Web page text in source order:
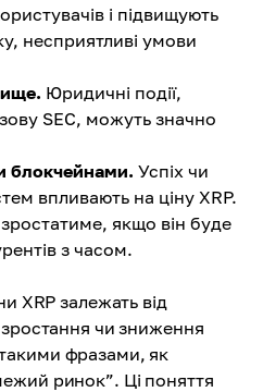
і підвищують
несприятливі умови
Юридичні події,
SEC, можуть значно
блокчейнами. Успіх чи
впливають на ціну XRP.
зростатиме, якщо він буде
з часом.
XRP залежать від
зростання чи зниження
фразами, як
ринок”. Ці поняття